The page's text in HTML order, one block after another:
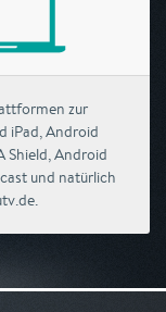
zur
iPad, Android
Shield, Android
und natürlich